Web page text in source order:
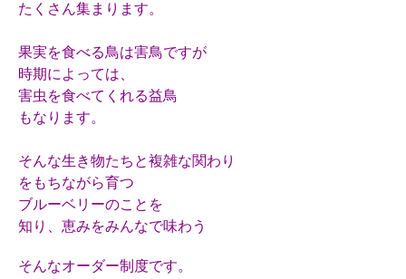
たくさん集まります。
果実を食べる鳥は害鳥ですが
時期によっては、
害虫を食べてくれる益鳥
もなります。
そんな生き物たちと複雑な関わり
をもちながら育つ
ブルーベリーのことを
知り、恵みをみんなで味わう
そんなオーダー制度です。